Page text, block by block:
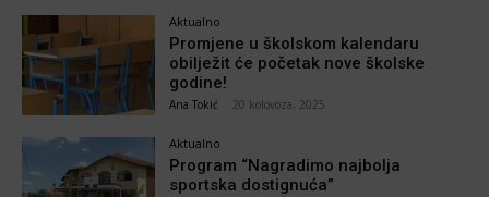
Aktualno
Promjene u školskom kalendaru
obilježit će početak nove školske
godine!
Ana Tokić 20 kolovoza, 2025
Aktualno
Program “Nagradimo najbolja
sportska dostignuća”